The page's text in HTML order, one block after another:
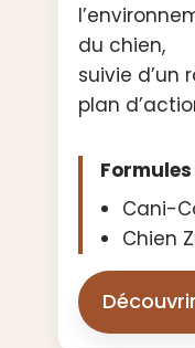
du chien,
suivie d’un
plan
Formules
Cani-
Chien